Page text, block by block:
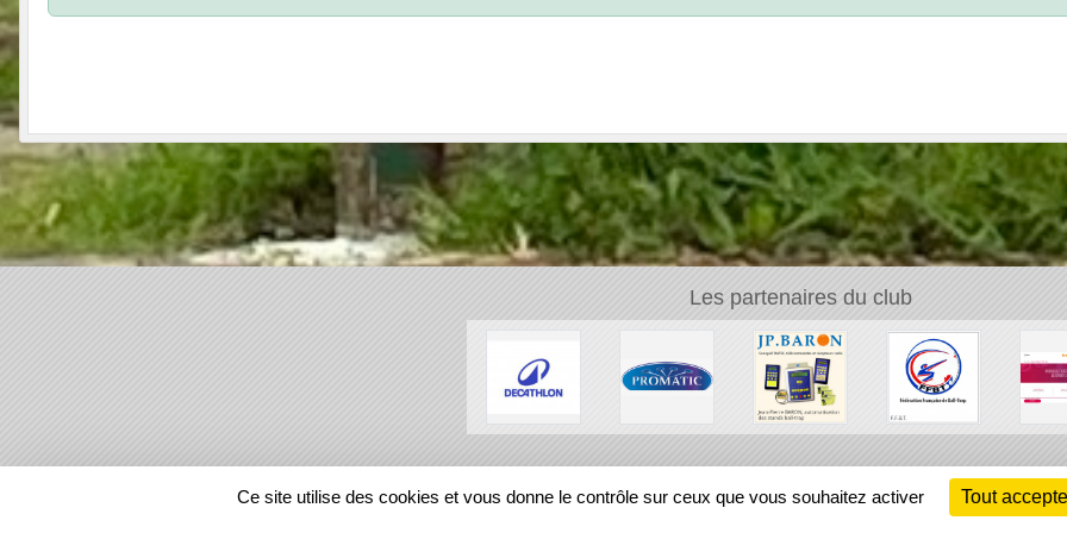
Les partenaires du club
REGIONS
Ce site utilise des cookies et vous donne le contrôle sur ceux que vous souhaitez activer Tout